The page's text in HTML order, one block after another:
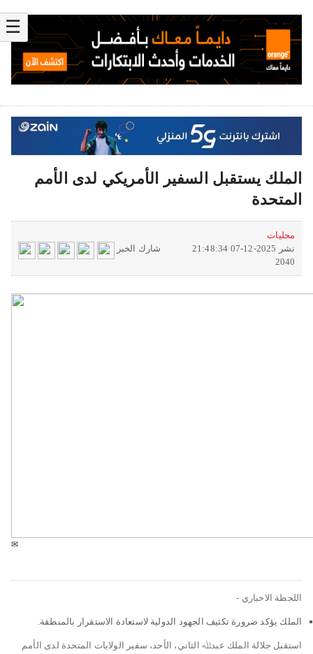
☰
الملك يستقبل السفير الأمريكي لدى الأمم
المتحدة
محليات
نشر 2025-12-07 21:48:34
2040
شارك الخبر
✉
اللحظة الاخباري -
الملك يؤكد ضرورة تكثيف الجهود الدولية لاستعادة الاستقرار بالمنطقة.
استقبل جلالة الملك عبدﷲ الثاني، الأحد، سفير الولايات المتحدة لدى الأمم